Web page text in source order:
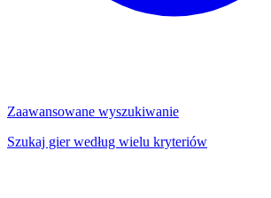
Zaawansowane wyszukiwanie
Szukaj gier według wielu kryteriów